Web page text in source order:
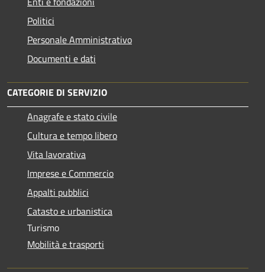
Politici
Personale Amministrativo
Documenti e dati
CATEGORIE DI SERVIZIO
Anagrafe e stato civile
Cultura e tempo libero
Vita lavorativa
Imprese e Commercio
Appalti pubblici
Catasto e urbanistica
Turismo
Mobilità e trasporti